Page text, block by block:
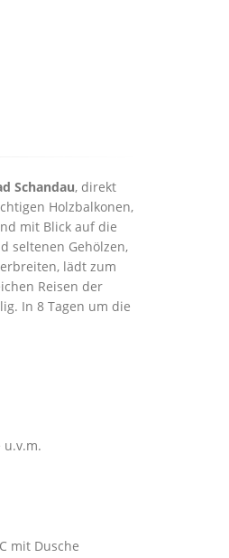
Schandau, direkt
Holzbalkonen,
mit Blick auf die
seltenen Gehölzen,
lädt zum
Reisen der
In 8 Tagen um die
u.v.m.